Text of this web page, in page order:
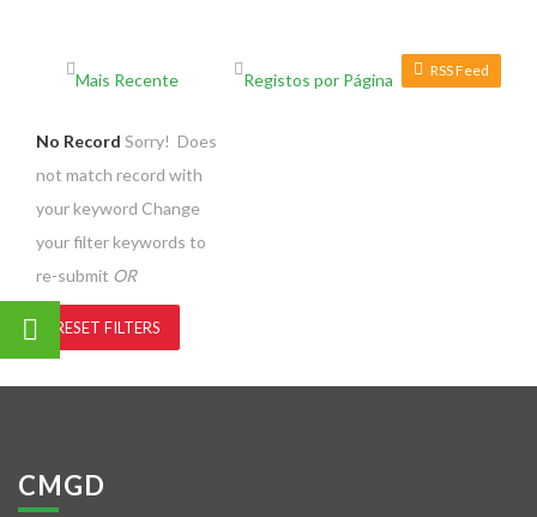
RSS Feed
No Record Sorry! Does
not match record with
your keyword Change
your filter keywords to
re-submit OR
RESET FILTERS
CMGD